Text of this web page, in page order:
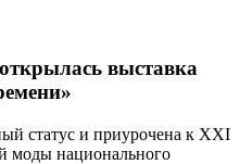
выставка
статус и приурочена к XXI
моды национального